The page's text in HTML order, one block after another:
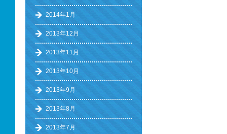
2014年1月
2013年12月
2013年11月
2013年10月
2013年9月
2013年8月
2013年7月